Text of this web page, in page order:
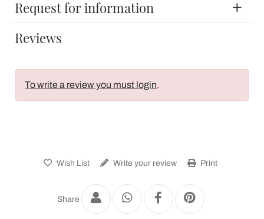
Request for information
Reviews
To write a review you must login.
Wish List Write your review Print
Share